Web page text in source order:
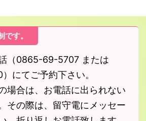
す。
（0865-69-5707 または
にてご予約下さい。
場合は、お電話に出られない
その際は、留守電にメッセー